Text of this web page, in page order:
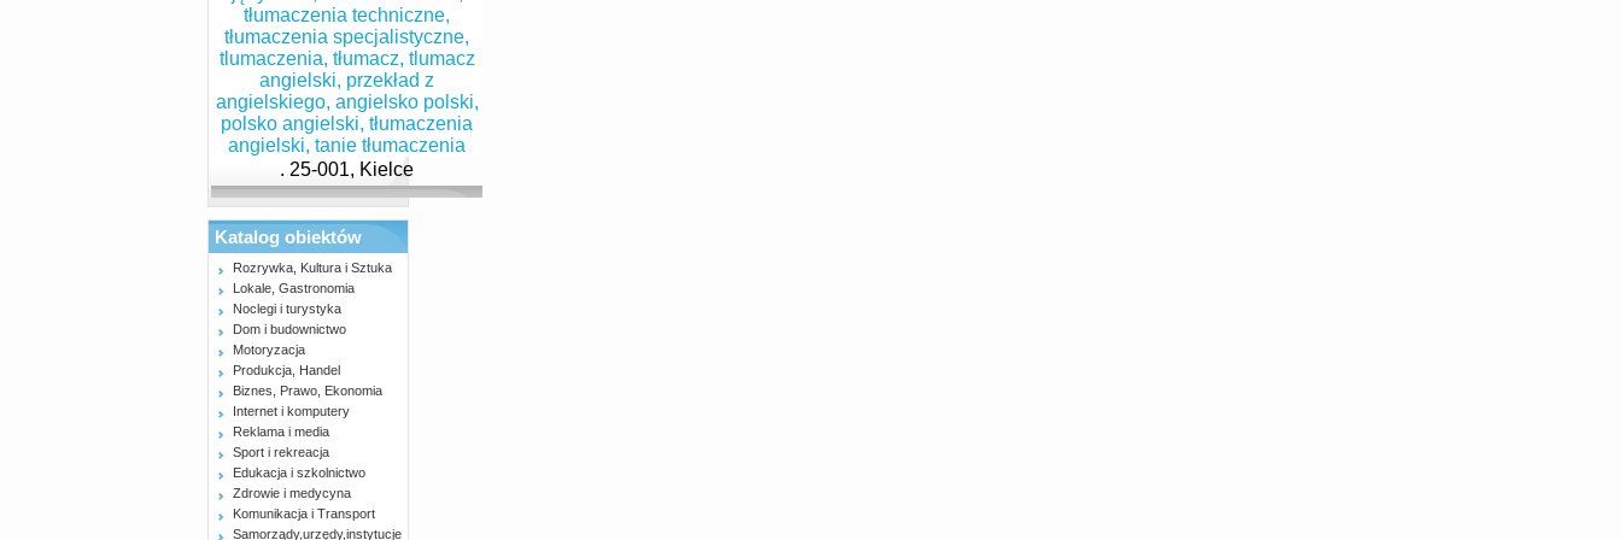
. 25-001, Kielce
Katalog obiektów
Rozrywka, Kultura i Sztuka
Lokale, Gastronomia
Noclegi i turystyka
Dom i budownictwo
Motoryzacja
Produkcja, Handel
Biznes, Prawo, Ekonomia
Internet i komputery
Reklama i media
Sport i rekreacja
Edukacja i szkolnictwo
Zdrowie i medycyna
Komunikacja i Transport
Samorządy,urzędy,instytucje